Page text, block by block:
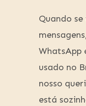
Quando
WhatsApp
usado no
nosso
está